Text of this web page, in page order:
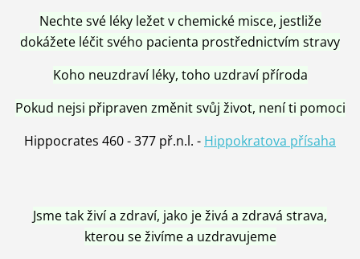
Nechte své léky ležet v chemické misce, jestliže
dokážete léčit svého pacienta prostřednictvím stravy
Koho neuzdraví léky, toho uzdraví příroda
Pokud nejsi připraven změnit svůj život, není ti pomoci
Hippocrates 460 - 377 př.n.l. - Hippokratova přísaha
Jsme tak živí a zdraví, jako je živá a zdravá strava,
kterou se živíme a uzdravujeme